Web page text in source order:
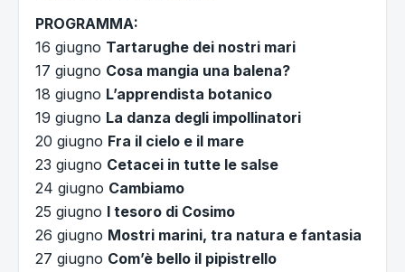
PROGRAMMA:
16 giugno Tartarughe dei nostri mari
17 giugno Cosa mangia una balena?
18 giugno L’apprendista botanico
19 giugno La danza degli impollinatori
20 giugno Fra il cielo e il mare
23 giugno Cetacei in tutte le salse
24 giugno Cambiamo
25 giugno l tesoro di Cosimo
26 giugno Mostri marini, tra natura e fantasia
27 giugno Com’è bello il pipistrello